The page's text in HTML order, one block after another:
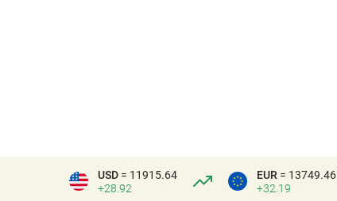
USD = 11915.64
+28.92
EUR = 13749.46
+32.19